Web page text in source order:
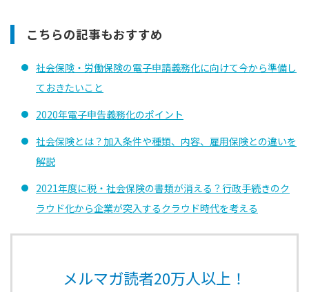
こちらの記事もおすすめ
社会保険・労働保険の電子申請義務化に向けて今から準備し
ておきたいこと
2020年電子申告義務化のポイント
社会保険とは？加入条件や種類、内容、雇用保険との違いを
解説
2021年度に税・社会保険の書類が消える？行政手続きのク
ラウド化から企業が突入するクラウド時代を考える
メルマガ読者20万人以上！